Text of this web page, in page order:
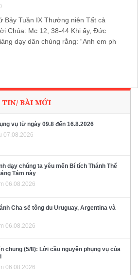
Bảy Tuần IX Thường niên Tất cả
Chúa: Mc 12, 38-44 Khi ấy, Đức
dạy dân chúng rằng: “Anh em ph
TIN/ BÀI MỚI
vụ từ ngày 09.8 đến 16.8.2026
07.08.2026
dạy chúng ta yêu mến Bí tích Thánh Thể
Tám này
06.08.2026
Cha sẽ tông du Uruguay, Argentina và
06.08.2026
chung (5/8): Lời cầu nguyện phụng vụ của
06.08.2026